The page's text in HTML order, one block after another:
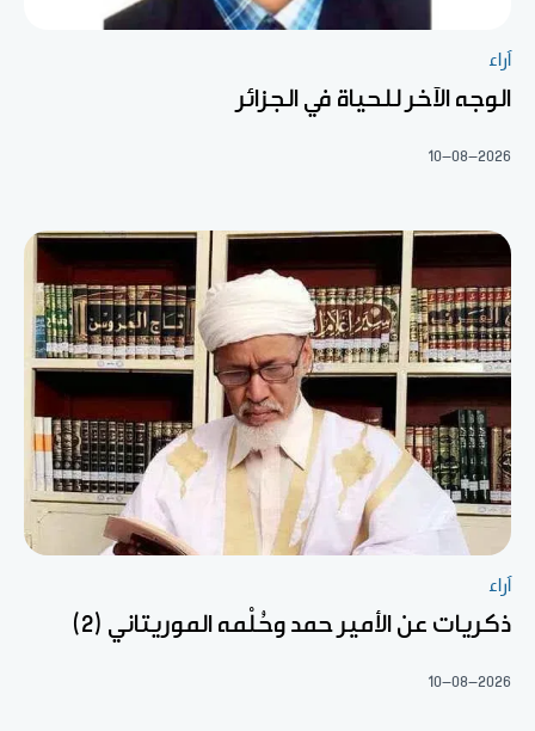
آراء
الوجه الآخر للحياة في الجزائر
10-08-2026
آراء
ذكريات عن الأمير حمد وحُلْمه الموريتاني (2)
10-08-2026